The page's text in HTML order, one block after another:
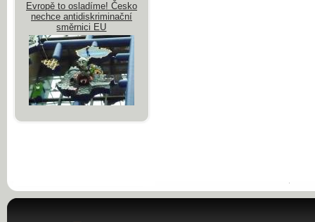
Evropě to osladíme! Česko
nechce antidiskriminační
směrnici EU